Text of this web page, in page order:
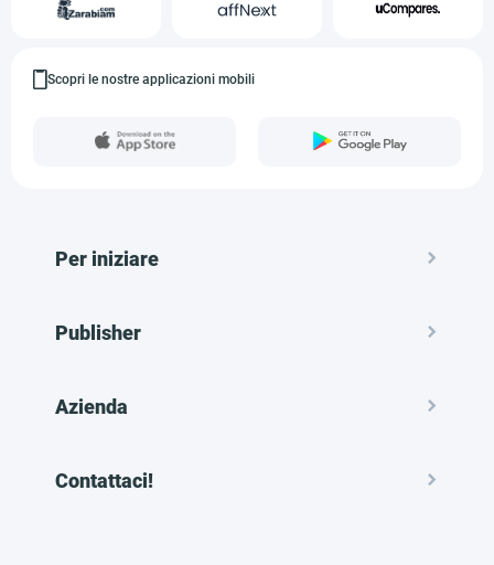
Scopri le nostre applicazioni mobili
Per iniziare
Publisher
Azienda
Contattaci!